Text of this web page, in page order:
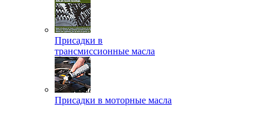
Присадки в
трансмиссионные масла
Присадки в моторные масла